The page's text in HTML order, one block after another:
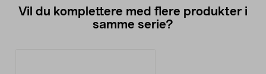
Vil du komplettere med flere produkter i
samme serie?